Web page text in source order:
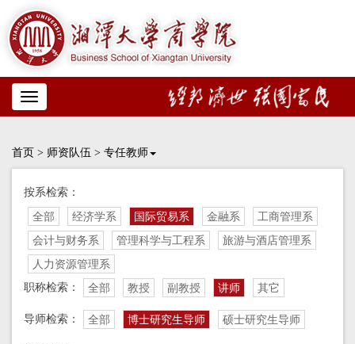
Toggle
navigation
首页 > 师资队伍 > 专任教师
按系检索：
全部 经济学系 国际贸易系 金融系
工商管理系
会计与财务系
管理科学与工程系
旅游与酒店管理系
人力资源管理系
职称检索：
全部 教授 副教授 讲师 其它
导师检索： 全部 博士研究生导师 硕士研究生导师